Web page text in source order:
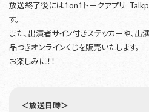
放送終了後には1on1トークアプリ「
す。
また、出演者サイン付きステッカーや、出
品つきオンラインくじを販売いたします。
お楽しみに！！
＜放送日時＞